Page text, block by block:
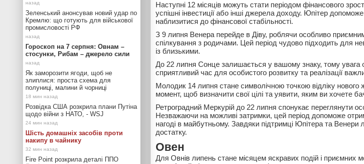
Наступні 12 місяців можуть стати періодом фінансового
успішні інвестиції або інші джерела доходу. Юпітер
наблизитися до фінансової стабільності.
З 9 липня Венера перейде в Діву, роблячи особливо
спілкування з родичами. Цей період чудово підходить для
із близькими.
До 22 липня Сонце залишається у вашому знаку, тому
сприятливий час для особистого розвитку та реалізації
Молодик 14 липня стане символічною точкою відліку нового
момент, щоб визначити свої цілі та уявити, яким ви хочете
Ретроградний Меркурій до 22 липня спонукає переглянути
Незважаючи на можливі затримки, цей період допоможе
нагоді в майбутньому. Завдяки підтримці Юпітера та Венери
достатку.
Овен
Для Овнів липень стане місяцем яскравих подій і приємних
Зеленський анонсував новий удар по
Кремлю: що готують для військової
промисловості РФ
Гороскоп на 7 серпня: Овнам –
стосунки, Рибам – джерело сили
Як заморозити ягоди, щоб не
злиплися: проста схема для
полуниці, малини й чорниці
Розвідка США розкрила плани Путіна
щодо війни з НАТО, - WSJ
Шість домашніх засобів проти
накипу в чайнику
Fire Point розкрила деталі ППО